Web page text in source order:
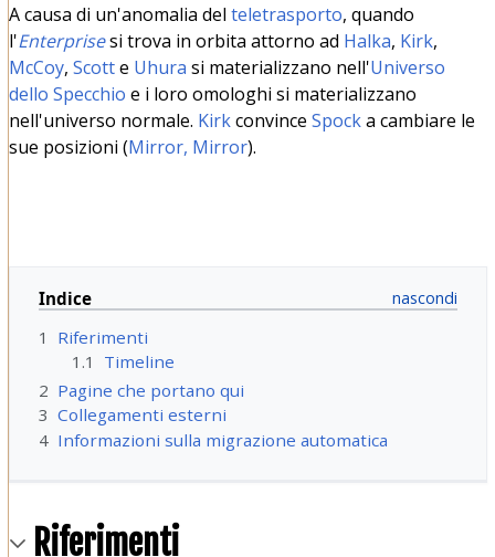
A causa di un'anomalia del teletrasporto, quando
l'Enterprisesi trova in orbita attorno ad Halka, Kirk,
McCoy, Scotte Uhura si materializzano nell'Universo
dello Specchio e i loro omologhi si materializzano
nell'universo normale. Kirkconvince Spocka cambiare le
sue posizioni (Mirror, Mirror).
Indice
1
Riferimenti
1.1
Timeline
2 Pagine che portano qui
3 Collegamenti esterni
4 Informazioni sulla migrazione automatica
Riferimenti